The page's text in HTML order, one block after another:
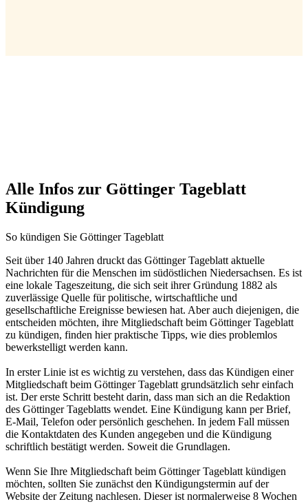
Alle Infos zur Göttinger Tageblatt
Kündigung
So kündigen Sie Göttinger Tageblatt
Seit über 140 Jahren druckt das Göttinger Tageblatt aktuelle
Nachrichten für die Menschen im südöstlichen Niedersachsen. Es ist
eine lokale Tageszeitung, die sich seit ihrer Gründung 1882 als
zuverlässige Quelle für politische, wirtschaftliche und
gesellschaftliche Ereignisse bewiesen hat. Aber auch diejenigen, die
entscheiden möchten, ihre Mitgliedschaft beim Göttinger Tageblatt
zu kündigen, finden hier praktische Tipps, wie dies problemlos
bewerkstelligt werden kann.
In erster Linie ist es wichtig zu verstehen, dass das Kündigen einer
Mitgliedschaft beim Göttinger Tageblatt grundsätzlich sehr einfach
ist. Der erste Schritt besteht darin, dass man sich an die Redaktion
des Göttinger Tageblatts wendet. Eine Kündigung kann per Brief,
E-Mail, Telefon oder persönlich geschehen. In jedem Fall müssen
die Kontaktdaten des Kunden angegeben und die Kündigung
schriftlich bestätigt werden. Soweit die Grundlagen.
Wenn Sie Ihre Mitgliedschaft beim Göttinger Tageblatt kündigen
möchten, sollten Sie zunächst den Kündigungstermin auf der
Website der Zeitung nachlesen. Dieser ist normalerweise 8 Wochen